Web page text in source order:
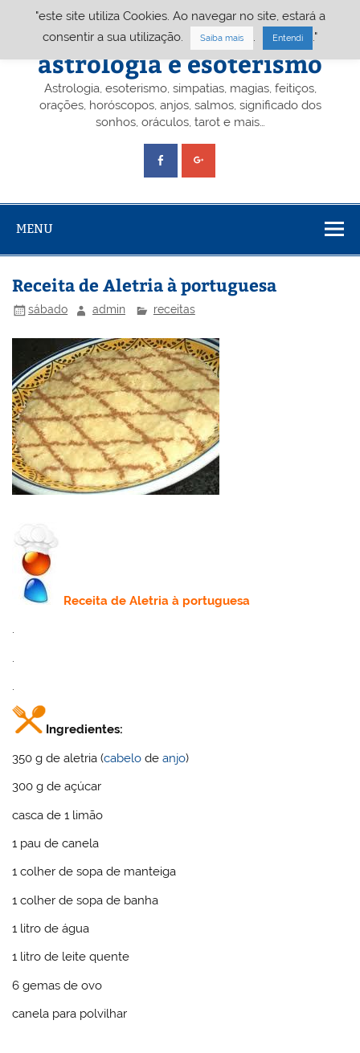
Portal A&E – Portal
astrologia e esoterismo
Astrologia, esoterismo, simpatias, magias, feitiços,
orações, horóscopos, anjos, salmos, significado dos
sonhos, oráculos, tarot e mais…
MENU
Receita de Aletria à portuguesa
sábado admin receitas
Receita deAletria à portuguesa
.
.
Ingredientes:
350 g de aletria (cabelo deanjo)
300 g de açúcar
casca de 1 limão
1 pau de canela
1 colher de sopa de manteiga
1 colher de sopa de banha
1 litro de água
1 litro de leite quente
6 gemas de ovo
canela para polvilhar
"este site utiliza Cookies. Ao navegar no site, estará a
consentir a sua utilização.
Saiba mais Entendi ."